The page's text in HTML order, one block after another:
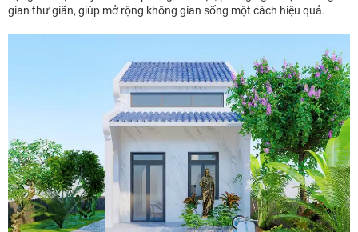
gian thư giãn, giúp mở rộng không gian sống một cách hiệu quả.